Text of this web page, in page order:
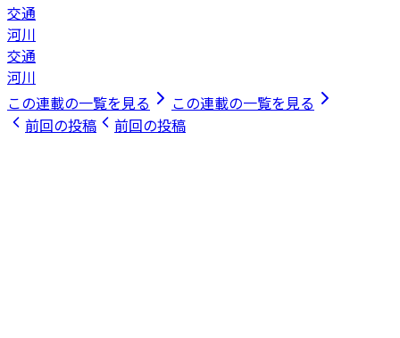
交通
河川
交通
河川
この連載の一覧を見る
この連載の一覧を見る
前回の投稿
前回の投稿